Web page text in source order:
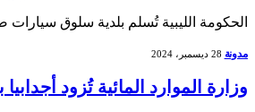
الحكومة الليبية تُسلم بلدية سلوق
مدونة 28 ديسمبر، 2024
وزارة الموارد المائية تُزود